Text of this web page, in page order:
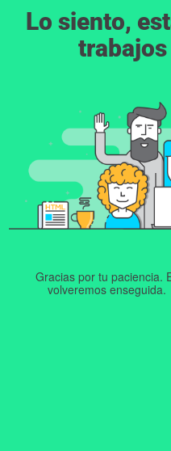
Lo siento,
Gracias por tu paciencia.
volveremos